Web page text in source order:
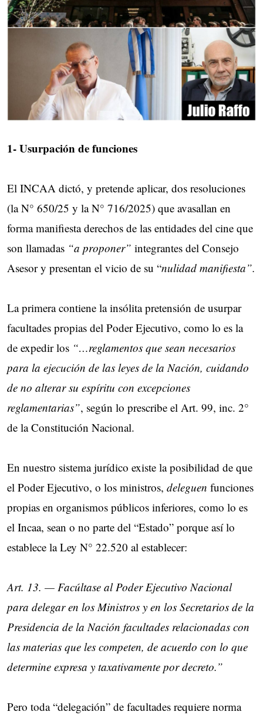
1- Usurpación de funciones
El INCAA dictó, y pretende aplicar, dos resoluciones
(la N° 650/25 y la N° 716/2025) que avasallan en
forma manifiesta derechos de las entidades del cine que
son llamadas “a proponer” integrantes del Consejo
Asesor y presentan el vicio de su “nulidad manifiesta”.
La primera contiene la insólita pretensión de usurpar
facultades propias del Poder Ejecutivo, como lo es la
de expedir los “…reglamentos que sean necesarios
para la ejecución de las leyes de la Nación, cuidando
de no alterar su espíritu con excepciones
reglamentarias”, según lo prescribe el Art. 99, inc. 2°
de la Constitución Nacional.
En nuestro sistema jurídico existe la posibilidad de que
el Poder Ejecutivo, o los ministros, deleguen funciones
propias en organismos públicos inferiores, como lo es
el Incaa, sean o no parte del “Estado” porque así lo
establece la Ley N° 22.520 al establecer:
Art. 13. — Facúltase al Poder Ejecutivo Nacional
para delegar en los Ministros y en los Secretarios de la
Presidencia de la Nación facultades relacionadas con
las materias que les competen, de acuerdo con lo que
determine expresa y taxativamente por decreto.”
Pero toda “delegación” de facultades requiere norma